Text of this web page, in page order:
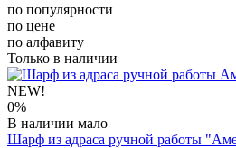
по популярности
по цене
по алфавиту
Только в наличии
NEW!
0%
В наличии мало
Шарф из адраса ручной работы